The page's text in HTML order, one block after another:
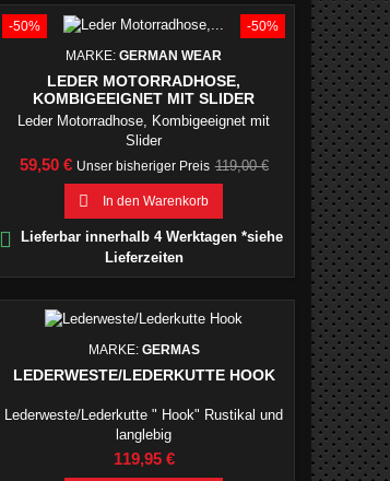
-50%
-50%
MARKE:GERMAN WEAR
LEDER MOTORRADHOSE,
KOMBIGEEIGNET MIT SLIDER
Leder Motorradhose, Kombigeeignet mit
Slider
Preis
59,50 € Unser bisheriger Preis Verkaufspreis
119,00 €
 In den Warenkorb

Lieferbar innerhalb 4 Werktagen *siehe
Lieferzeiten
MARKE: GERMAS
LEDERWESTE/LEDERKUTTE HOOK
Lederweste/Lederkutte " Hook" Rustikal und
langlebig
Preis
119,95 €